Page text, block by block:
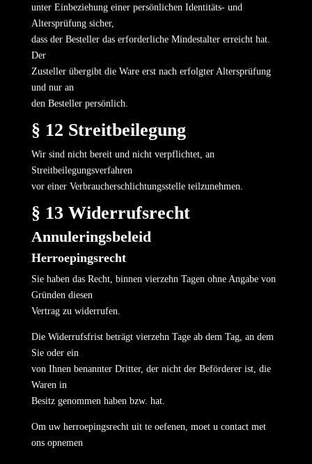
unter Einbeziehung einer persönlichen Identitäts- und
Altersprüfung sicher,
dass der Besteller das erforderliche Mindestalter erreicht hat.
Der
Zusteller übergibt die Ware erst nach erfolgter Altersprüfung
und nur an
den Besteller persönlich.
§ 12 Streitbeilegung
Wir sind nicht bereit und nicht verpflichtet, an
Streitbeilegungsverfahren
vor einer Verbraucherschlichtungsstelle teilzunehmen.
§ 13 Widerrufsrecht
Annuleringsbeleid
Herroepingsrecht
Sie haben das Recht, binnen vierzehn Tagen ohne Angabe von
Gründen diesen
Vertrag zu widerrufen.
Die Widerrufsfrist beträgt vierzehn Tage ab dem Tag, an dem
Sie oder ein
von Ihnen benannter Dritter, der nicht der Beförderer ist, die
Waren in
Besitz genommen haben bzw. hat.
Om uw herroepingsrecht uit te oefenen, moet u contact met
ons opnemen